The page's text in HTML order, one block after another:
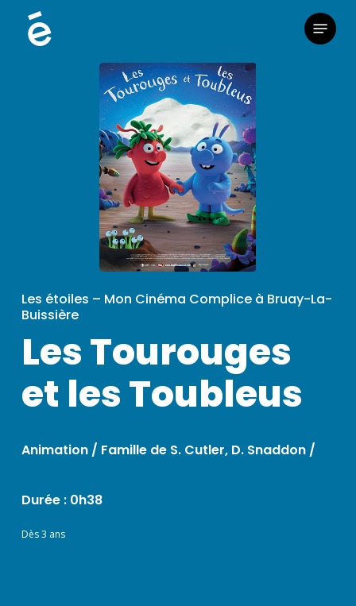
Menu
Les étoiles – Mon Cinéma Complice à Bruay-La-
Buissière
Les Tourouges
et les Toubleus
Animation / Famille de S. Cutler, D. Snaddon /
Durée : 0h38
Dès 3 ans